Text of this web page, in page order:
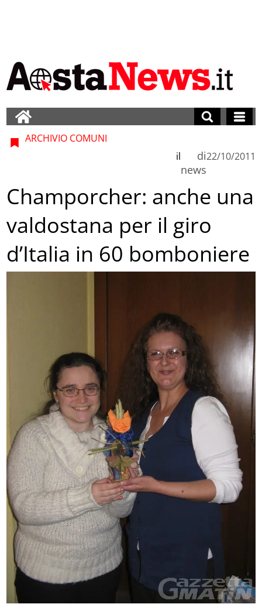
ARCHIVIO COMUNI
di
news
il 22/10/2011
Champorcher: anche una
valdostana per il giro
d’Italia in 60 bomboniere